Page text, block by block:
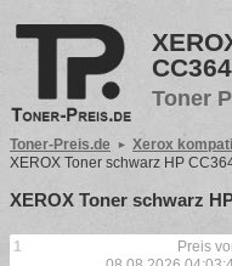
Toner
Toner-Preis.de
Xerox
XEROX Toner schwarz HP
XEROX Toner schwarz
1
Preis